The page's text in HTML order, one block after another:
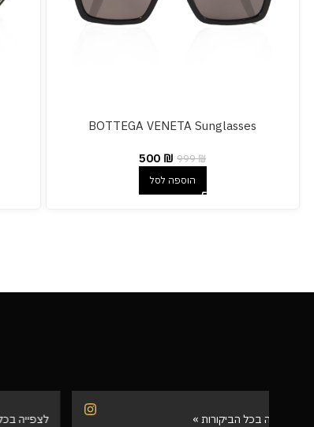
BOTTEGA VENETA Sunglasses
999₪
500 ₪
הוספה לסל
לצפייה בכל הביקורות »